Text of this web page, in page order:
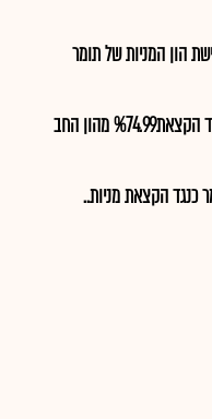
הון המניות של תומר